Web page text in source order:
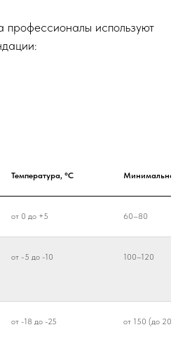
профессионалы используют
Температура, °C Минимальная
от 0 до +5 60–80
от -5 до -10 100–120
от -18 до -25 от 150 (до 200 в